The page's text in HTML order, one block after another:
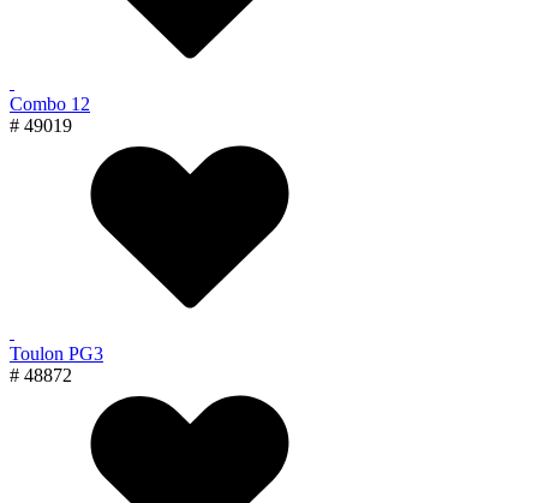
Combo 12
# 49019
Toulon PG3
# 48872